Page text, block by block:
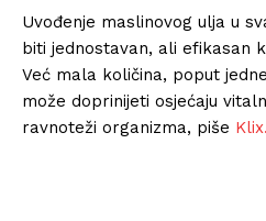
Uvođenje maslinovog ulja u
biti jednostavan, ali efikasan
Već mala količina, poput
može doprinijeti osjećaju
ravnoteži organizma, piše Klix.